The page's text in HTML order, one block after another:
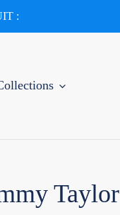
:
Taylor